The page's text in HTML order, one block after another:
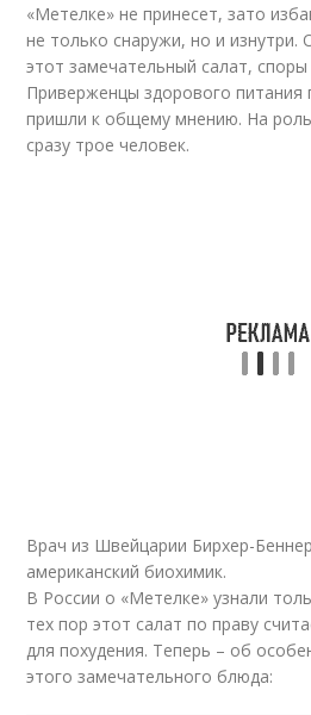
Полезный салат
Диетические салаты
«Метелке» не принесет, зато
не только снаружи, но и изнутри.
этот замечательный салат,
Приверженцы здорового питания
пришли к общему мнению. На
сразу трое человек.
Врач из Швейцарии Бирхер-
американский биохимик.
В России о «Метелке» узнали
тех пор этот салат по праву
для похудения. Теперь – об
этого замечательного блюда: